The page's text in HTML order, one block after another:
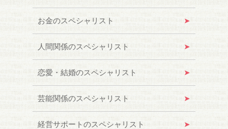
お金のスペシャリスト
人間関係のスペシャリスト
恋愛・結婚のスペシャリスト
芸能関係のスペシャリスト
経営サポートのスペシャリスト